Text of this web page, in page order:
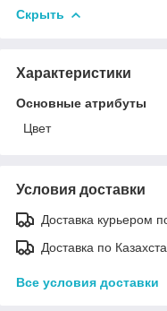
Скрыть
Характеристики
Основные атрибуты
Цвет
Условия доставки
Доставка курьером
Доставка по
Все условия доставки